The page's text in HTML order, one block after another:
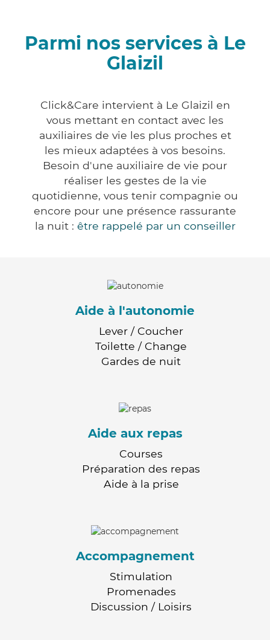
Parmi nos services à Le
Glaizil
Click&Care intervient à Le Glaizil en
vous mettant en contact avec les
auxiliaires de vie les plus proches et
les mieux adaptées à vos besoins.
Besoin d'une auxiliaire de vie pour
réaliser les gestes de la vie
quotidienne, vous tenir compagnie ou
encore pour une présence rassurante
la nuit : être rappelé par un conseiller
Aide à l'autonomie
Lever / Coucher
Toilette / Change
Gardes de nuit
Aide aux repas
Courses
Préparation des repas
Aide à la prise
Accompagnement
Stimulation
Promenades
Discussion / Loisirs